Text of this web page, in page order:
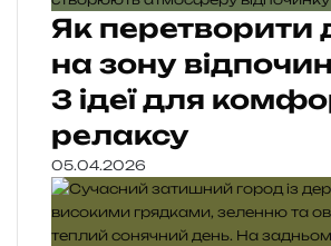
Як перетворити
на зону
3 ідеї для
релаксу
05.04.2026